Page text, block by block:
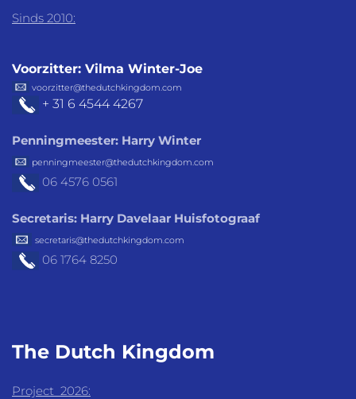
Sinds 2010:
Voorzitter: Vilma Winter-Joe
voorzitter@thedutchkingdom.com
+ 31 6 4544 4267
Penningmeester: Harry Winter
penningmeester@thedutchkingdom.com
06 4576 0561
Secretaris: Harry Davelaar Huisfotograaf
secretaris@thedutchkingdom.com
06 1764 8250
The Dutch Kingdom
Project 2026: